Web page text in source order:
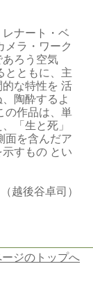
ナート・ベ
メラ・ワーク
ろう空気
とともに、主
な特性を 活
陶酔するよ
の作品は、単
「生と死」
面を含んだア
すもの とい
（越後谷卓司）
ージのトップへ